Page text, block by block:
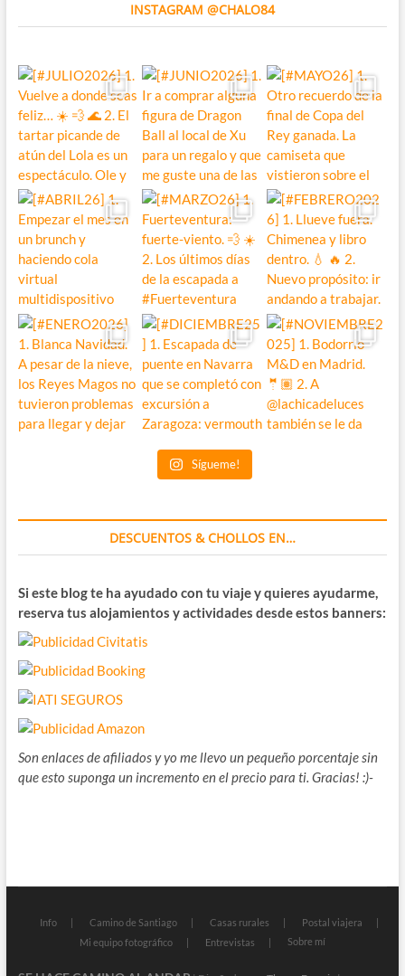
INSTAGRAM @CHALO84
Sígueme!
DESCUENTOS & CHOLLOS EN…
Si este blog te ha ayudado con tu viaje y quieres ayudarme,
reserva tus alojamientos y actividades desde estos banners:
Son enlaces de afiliados y yo me llevo un pequeño porcentaje sin
que esto suponga un incremento en el precio para ti. Gracias! :)-
Info Camino de Santiago Casas rurales
Postal viajera
Mi equipo fotográfico
Entrevistas Sobre mí